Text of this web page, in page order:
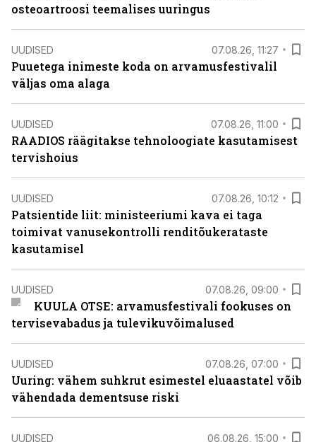
osteoartroosi teemalises uuringus
UUDISED 07.08.26, 11:27
Puuetega inimeste koda on arvamusfestivalil
väljas oma alaga
UUDISED 07.08.26, 11:00
RAADIOS räägitakse tehnoloogiate kasutamisest
tervishoius
UUDISED 07.08.26, 10:12
Patsientide liit: ministeeriumi kava ei taga
toimivat vanusekontrolli renditõukerataste
kasutamisel
UUDISED 07.08.26, 09:00
KUULA OTSE: arvamusfestivali fookuses on
tervisevabadus ja tulevikuvõimalused
UUDISED 07.08.26, 07:00
Uuring: vähem suhkrut esimestel eluaastatel võib
vähendada dementsuse riski
UUDISED 06.08.26, 15:00